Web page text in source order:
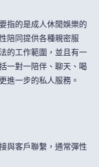
指的是成人休閒娛樂的
陪同提供各種親密服
的工作範圍，並且有一
一對一陪伴、聊天、喝
進一步的私人服務。
與客戶聯繫，通常彈性